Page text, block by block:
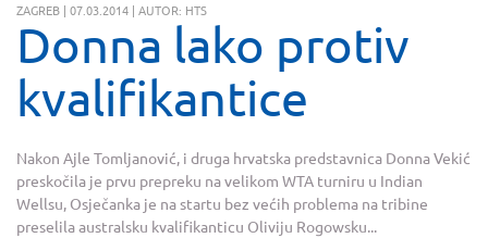
ZAGREB | 07.03.2014 | AUTOR: HTS
Donna lako protiv
kvalifikantice
Nakon Ajle Tomljanović, i druga hrvatska predstavnica Donna Vekić
preskočila je prvu prepreku na velikom WTA turniru u Indian
Wellsu, Osječanka je na startu bez većih problema na tribine
preselila australsku kvalifikanticu Oliviju Rogowsku...